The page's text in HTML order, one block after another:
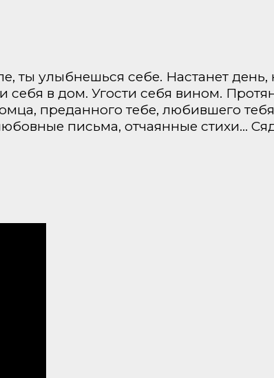
ты улыбнешься себе. Настанет день,
себя в дом. Угости себя вином.
преданного тебе, любившего
письма, отчаянные стихи…